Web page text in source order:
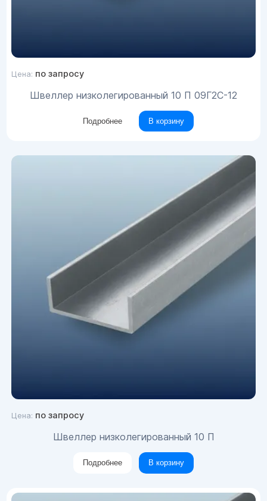
Цена: по запросу
Швеллер низколегированный 10 П 09Г2С-12
Подробнее В корзину
Цена: по запросу
Швеллер низколегированный 10 П
Подробнее В корзину